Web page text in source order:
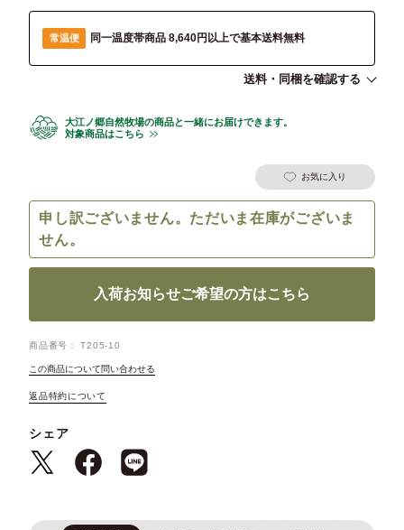
常温便 同一温度帯商品 8,640円以上で基本送料無料
送料・同梱を確認する
大江ノ郷自然牧場の商品と一緒にお届けできます。
対象商品はこちら
お気に入り
申し訳ございません。ただいま在庫がございま
せん。
入荷お知らせご希望の方はこちら
商品番号 T205-10
この商品について問い合わせる
返品特約について
シェア